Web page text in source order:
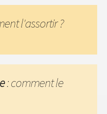
l'assortir ?
: comment le